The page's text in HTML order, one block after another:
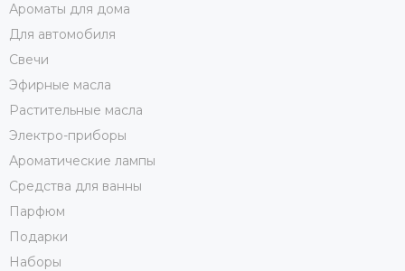
Ароматы для дома
Для автомобиля
Свечи
Эфирные масла
Растительные масла
Электро-приборы
Ароматические лампы
Средства для ванны
Парфюм
Подарки
Наборы